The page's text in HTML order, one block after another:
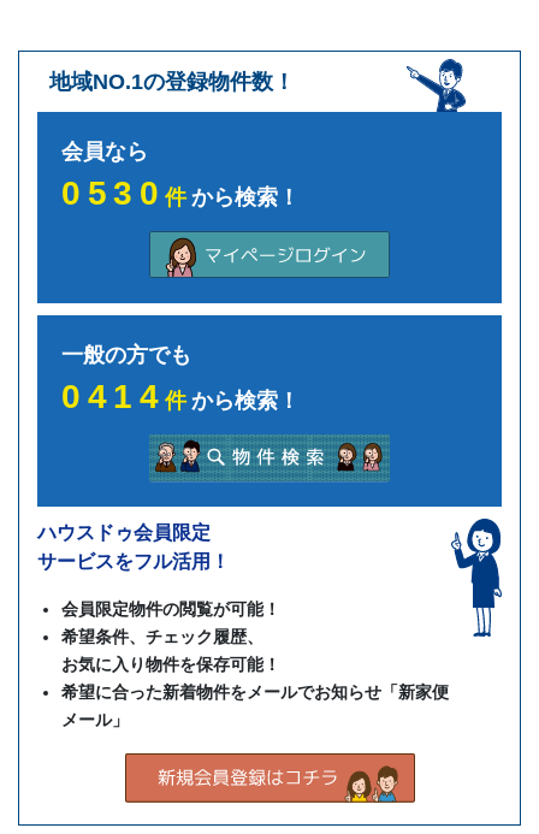
地域NO.1の登録物件数！
会員なら
0530件から検索！
一般の方でも
0414件から検索！
ハウスドゥ会員限定
サービスをフル活用！
会員限定物件の閲覧が可能！
希望条件、チェック履歴、
お気に入り物件を保存可能！
希望に合った新着物件をメールでお知らせ「新家便
メール」